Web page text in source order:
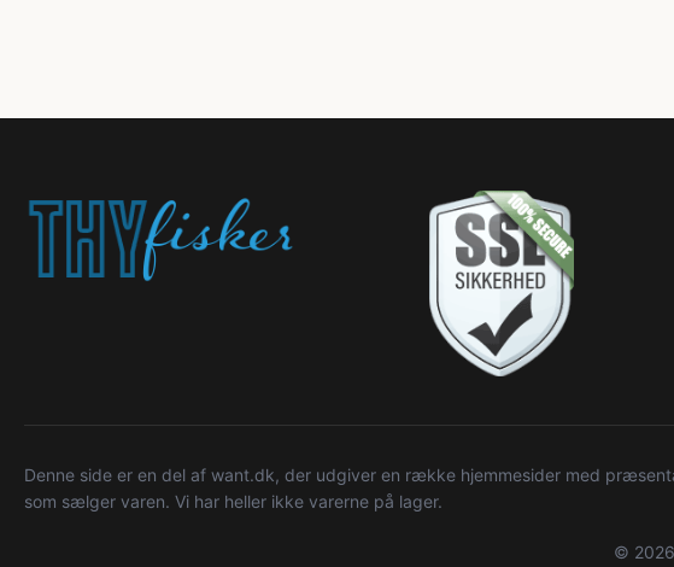
Denne side er en del af want.dk, der udgiver en række hjemmesider med
som sælger varen. Vi har heller ikke varerne på lager.
©